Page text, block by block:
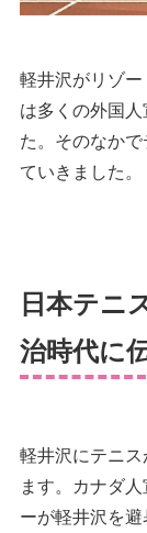
軽井沢がリゾ
は多くの外国
た。そのなか
ていきました。
日本テニ
治時代に
軽井沢にテニ
ます。カナダ
ーが軽井沢を